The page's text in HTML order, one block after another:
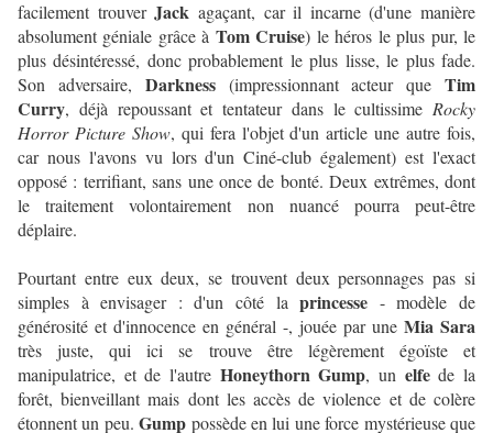
facilement trouverJack agaçant, car il incarne (d'une manière
absolument géniale grâce à Tom Cruise) le héros le plus pur, le
plus désintéressé, donc probablement le plus lisse, le plus fade.
Son adversaire, Darkness(impressionnant acteur queTim
Curry, déjà repoussant et tentateur dans le cultissime Rocky
Horror Picture Show, qui fera l'objet d'un article une autre fois,
car nous l'avons vu lors d'un Ciné-club également) est l'exact
opposé : terrifiant, sans une once de bonté. Deux extrêmes, dont
le traitement volontairement non nuancé pourra peut-être
déplaire.
Pourtant entre eux deux, se trouvent deux personnages pas si
simples à envisager : d'un côté laprincesse - modèle de
générosité et d'innocence en général -, jouée par une Mia Sara
très juste, qui ici se trouve être légèrement égoïste et
manipulatrice, et de l'autre Honeythorn Gump, un elfede la
forêt, bienveillant mais dont les accès de violence et de colère
étonnent un peu.Gump possède en lui une force mystérieuse que